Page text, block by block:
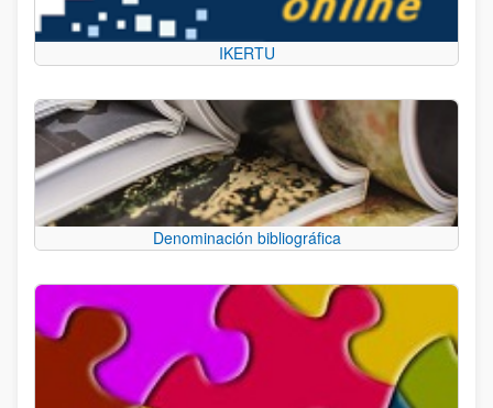
IKERTU
Denominación bibliográfica